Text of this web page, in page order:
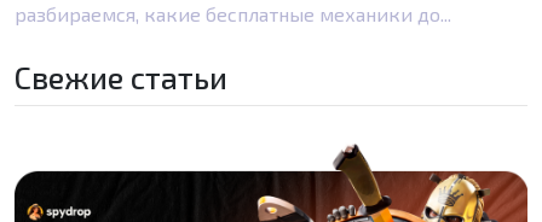
разбираемся, какие бесплатные механики до...
Свежие статьи